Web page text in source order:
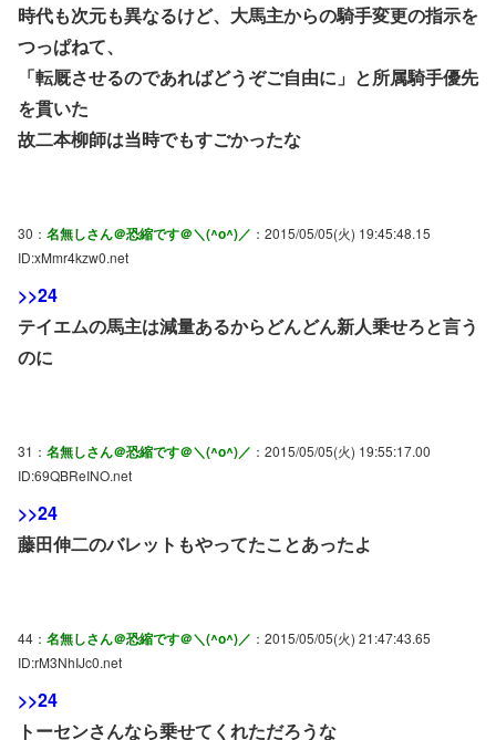
時代も次元も異なるけど、大馬主からの騎手変更の指示を
つっぱねて、
「転厩させるのであればどうぞご自由に」と所属騎手優先
を貫いた
故二本柳師は当時でもすごかったな
30： 名無しさん＠恐縮です＠＼(^o^)／ ：2015/05/05(火) 19:45:48.15
ID:xMmr4kzw0.net
>>24
テイエムの馬主は減量あるからどんどん新人乗せろと言う
のに
31： 名無しさん＠恐縮です＠＼(^o^)／ ：2015/05/05(火) 19:55:17.00
ID:69QBReINO.net
>>24
藤田伸二のバレットもやってたことあったよ
44： 名無しさん＠恐縮です＠＼(^o^)／ ：2015/05/05(火) 21:47:43.65
ID:rM3NhIJc0.net
>>24
トーセンさんなら乗せてくれただろうな